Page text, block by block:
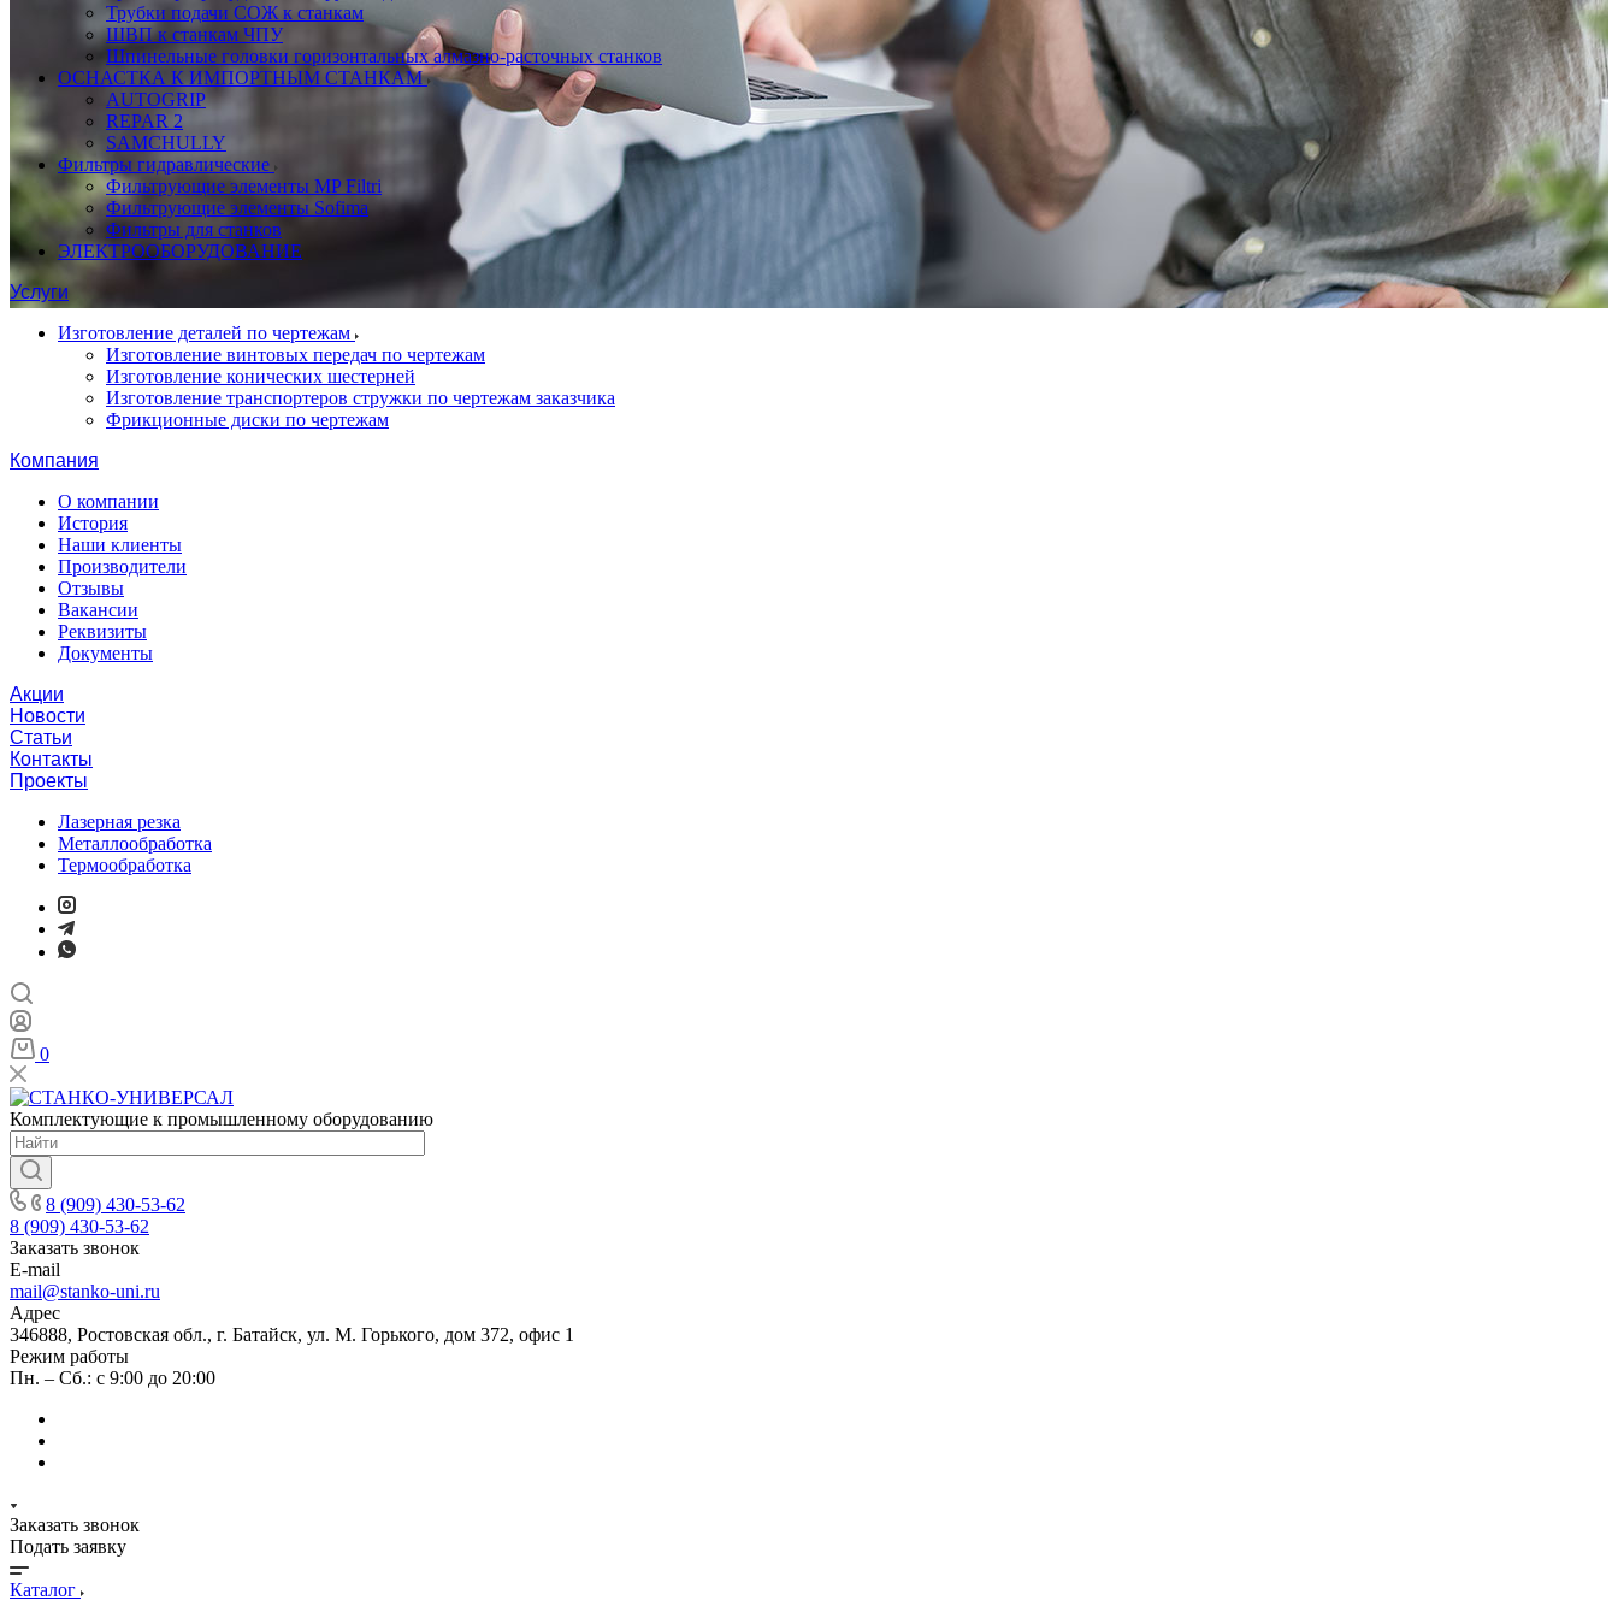
Трубки подачи СОЖ к станкам
ШВП к станкам ЧПУ
Шпинельные головки горизонтальных алмазно-расточных станков
ОСНАСТКА К ИМПОРТНЫМ СТАНКАМ
AUTOGRIP
REPAR 2
SAMCHULLY
Фильтры гидравлические
Фильтрующие элементы MP Filtri
Фильтрующие элементы Sofima
Фильтры для станков
ЭЛЕКТРООБОРУДОВАНИЕ
Услуги
Изготовление деталей по чертежам
Изготовление винтовых передач по чертежам
Изготовление конических шестерней
Изготовление транспортеров стружки по чертежам заказчика
Фрикционные диски по чертежам
Компания
О компании
История
Наши клиенты
Производители
Отзывы
Вакансии
Реквизиты
Документы
Акции
Новости
Статьи
Контакты
Проекты
Лазерная резка
Металлообработка
Термообработка
0
Комплектующие к промышленному оборудованию
8 (909) 430-53-62
8 (909) 430-53-62
Заказать звонок
E-mail
mail@stanko-uni.ru
Адрес
346888, Ростовская обл., г. Батайск, ул. М. Горького, дом 372, офис 1
Режим работы
Пн. – Сб.: с 9:00 до 20:00
Заказать звонок
Подать заявку
Каталог